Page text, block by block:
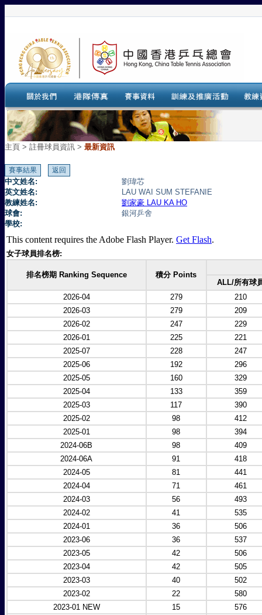
主頁 > 註冊球員資訊 > 最新資訊
中文姓名:
劉瑋芯
英文姓名:
LAU WAI SUM STEFANIE
教練姓名:
劉家豪 LAU KA HO
球會:
銀河乒舍
學校:
This content requires the Adobe Flash Player. Get Flash.
女子球員排名榜:
排名榜期 Ranking Sequence
積分 Points
ALL/所有球
2026-04
279
210
2026-03
279
209
2026-02
247
229
2026-01
225
221
2025-07
228
247
2025-06
192
296
2025-05
160
329
2025-04
133
359
2025-03
117
390
2025-02
98
412
2025-01
98
394
2024-06B
98
409
2024-06A
91
418
2024-05
81
441
2024-04
71
461
2024-03
56
493
2024-02
41
535
2024-01
36
506
2023-06
36
537
2023-05
42
506
2023-04
42
505
2023-03
40
502
2023-02
22
580
2023-01 NEW
15
576